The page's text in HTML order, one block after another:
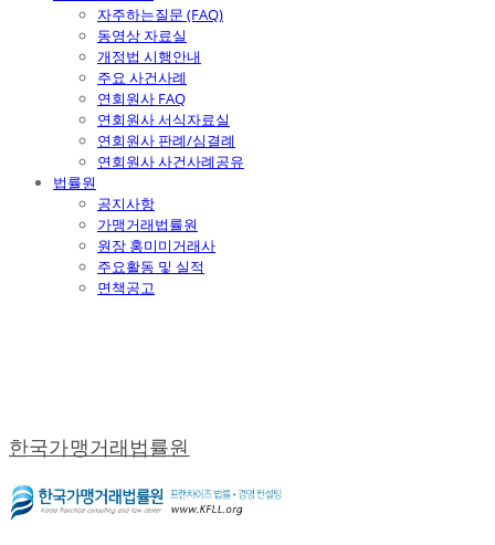
자주하는질문 (FAQ)
동영상 자료실
개정법 시행안내
주요 사건사례
연회원사 FAQ
연회원사 서식자료실
연회원사 판례/심결례
연회원사 사건사례공유
법률원
공지사항
가맹거래법률원
원장 홍미미거래사
주요활동 및 실적
면책공고
한국가맹거래법률원